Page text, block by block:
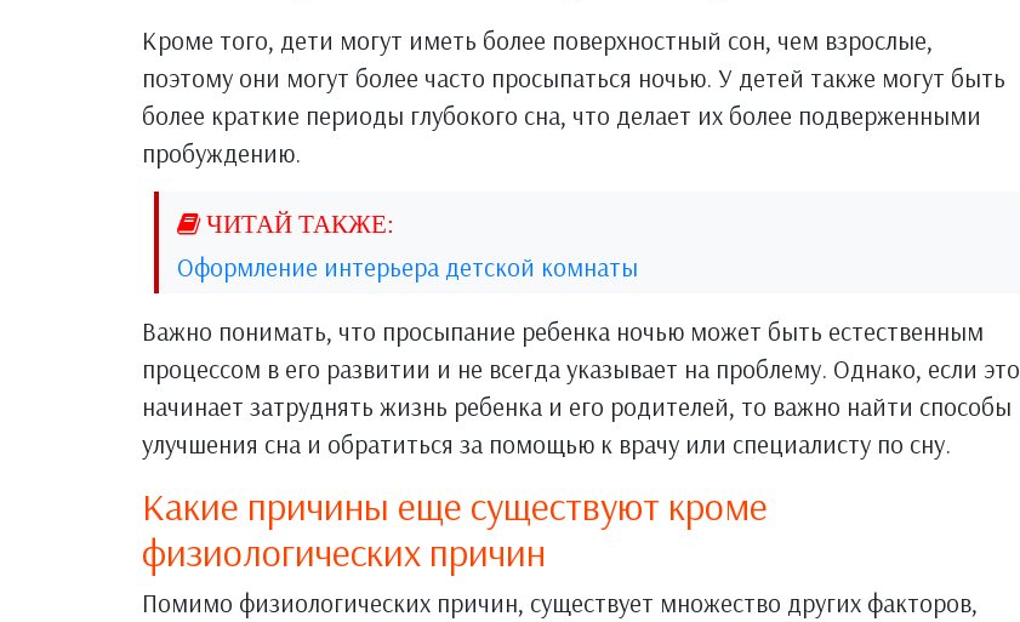
Кроме того, дети могут иметь более поверхностный сон, чем взрослые,
поэтому они могут более часто просыпаться ночью. У детей также могут быть
более краткие периоды глубокого сна, что делает их более подверженными
пробуждению.
Оформление интерьера детской комнаты
Важно понимать, что просыпание ребенка ночью может быть естественным
процессом в его развитии и не всегда указывает на проблему. Однако, если это
начинает затруднять жизнь ребенка и его родителей, то важно найти способы
улучшения сна и обратиться за помощью к врачу или специалисту по сну.
Какие причины еще существуют кроме
физиологических причин
Помимо физиологических причин, существует множество других факторов,